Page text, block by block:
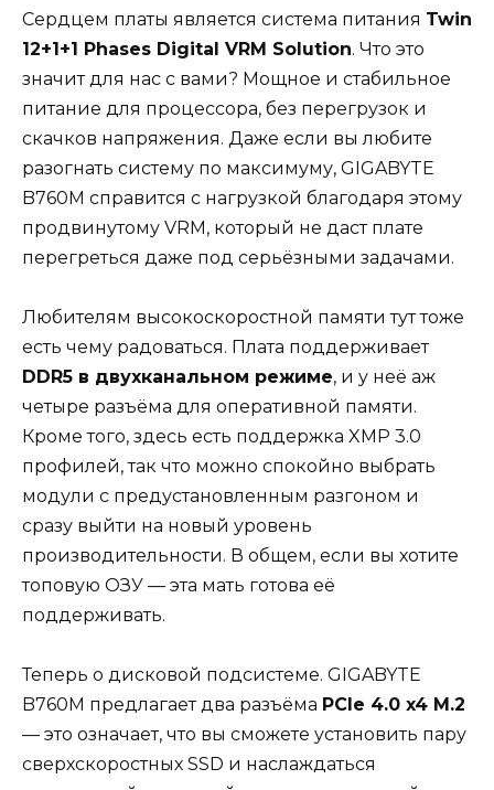
Сердцем платы является система питания Twin
12+1+1 Phases Digital VRM Solution. Что это
значит для нас с вами? Мощное и стабильное
питание для процессора, без перегрузок и
скачков напряжения. Даже если вы любите
разогнать систему по максимуму, GIGABYTE
B760M справится с нагрузкой благодаря этому
продвинутому VRM, который не даст плате
перегреться даже под серьёзными задачами.
Любителям высокоскоростной памяти тут тоже
есть чему радоваться. Плата поддерживает
DDR5 в двухканальном режиме, и у неё аж
четыре разъёма для оперативной памяти.
Кроме того, здесь есть поддержка XMP 3.0
профилей, так что можно спокойно выбрать
модули с предустановленным разгоном и
сразу выйти на новый уровень
производительности. В общем, если вы хотите
топовую ОЗУ — эта мать готова её
поддерживать.
Теперь о дисковой подсистеме. GIGABYTE
B760M предлагает два разъёма PCIe 4.0 x4 M.2
— это означает, что вы сможете установить пару
сверхскоростных SSD и наслаждаться